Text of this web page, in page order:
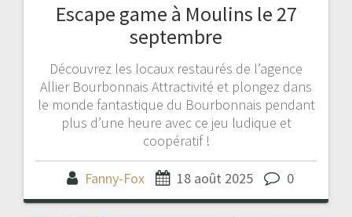
Escape game à Moulins le 27
septembre
Découvrez les locaux restaurés de l’agence
Allier Bourbonnais Attractivité et plongez dans
le monde fantastique du Bourbonnais pendant
plus d’une heure avec ce jeu ludique et
coopératif !
Fanny-Fox 18 août 2025 0